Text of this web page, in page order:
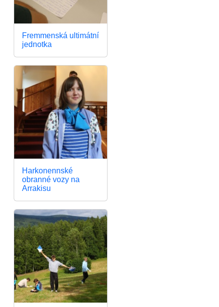
Fremmenská ultimátní
jednotka
Harkonennské
obranné vozy na
Arrakisu